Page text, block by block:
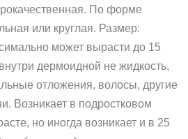
По форме
или круглая. Размер:
может вырасти до 15
дермоидной не жидкость,
отложения, волосы, другие
Возникает в подростковом
но иногда возникает и в 25